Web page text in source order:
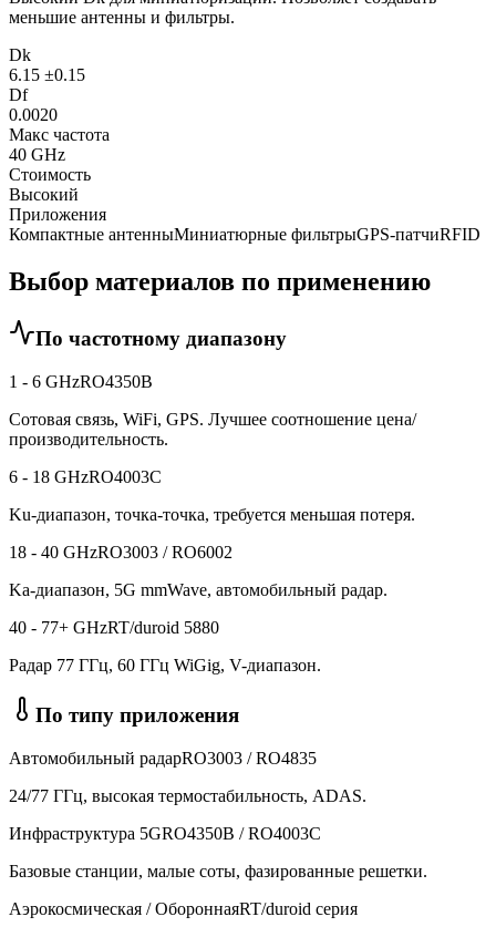
меньшие антенны и фильтры.
Dk
6.15 ±0.15
Df
0.0020
Макс частота
40 GHz
Стоимость
Высокий
Приложения
Компактные антенныМиниатюрные фильтрыGPS-патчиRFID
Выбор материалов по применению
По частотному диапазону
1 - 6 GHzRO4350B
Сотовая связь, WiFi, GPS. Лучшее соотношение цена/
производительность.
6 - 18 GHzRO4003C
Ku-диапазон, точка-точка, требуется меньшая потеря.
18 - 40 GHzRO3003 / RO6002
Ka-диапазон, 5G mmWave, автомобильный радар.
40 - 77+ GHzRT/duroid 5880
Радар 77 ГГц, 60 ГГц WiGig, V-диапазон.
По типу приложения
Автомобильный радарRO3003 / RO4835
24/77 ГГц, высокая термостабильность, ADAS.
Инфраструктура 5GRO4350B / RO4003C
Базовые станции, малые соты, фазированные решетки.
Аэрокосмическая / ОбороннаяRT/duroid серия